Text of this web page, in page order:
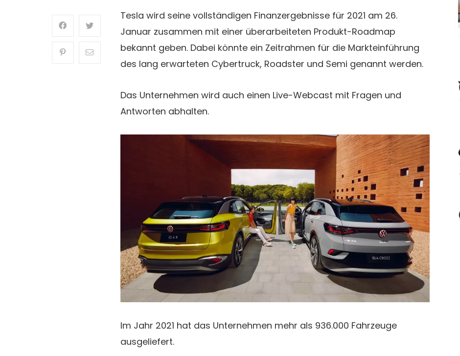
Tesla wird seine vollständigen Finanzergebnisse für 2021 am 26.
Januar zusammen mit einer überarbeiteten Produkt-Roadmap
bekannt geben. Dabei könnte ein Zeitrahmen für die Markteinführung
des lang erwarteten Cybertruck, Roadster und Semi genannt werden.
Das Unternehmen wird auch einen Live-Webcast mit Fragen und
Antworten abhalten.
Im Jahr 2021 hat das Unternehmen mehr als 936.000 Fahrzeuge
ausgeliefert.